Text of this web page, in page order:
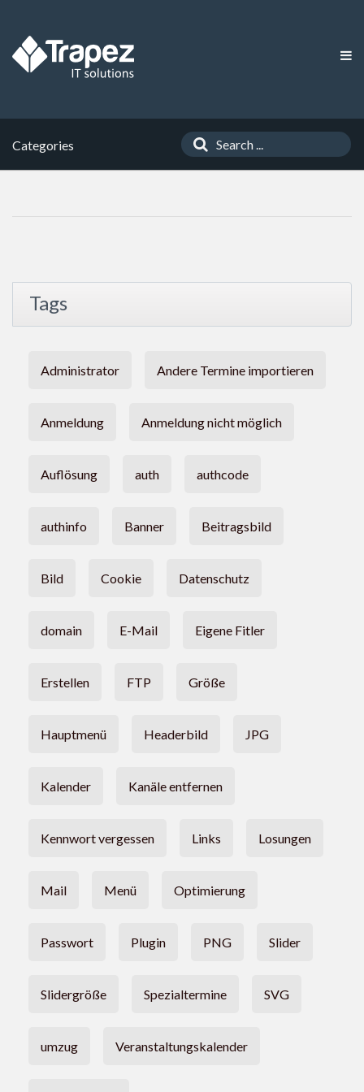
Categories
Tags
Administrator Andere Termine importieren
Anmeldung Anmeldung nicht möglich
Auflösung auth authcode
authinfo Banner Beitragsbild
Bild Cookie Datenschutz
domain E-Mail Eigene Fitler
Erstellen FTP Größe
Hauptmenü Headerbild JPG
Kalender Kanäle entfernen
Kennwort vergessen Links Losungen
Mail Menü Optimierung
Passwort Plugin PNG Slider
Slidergröße Spezialtermine SVG
umzug Veranstaltungskalender